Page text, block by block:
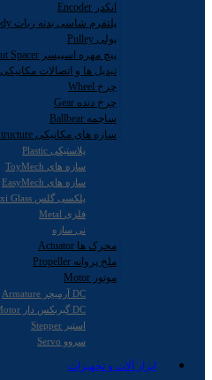
انکدر Encoder
پلتفرم شاسی بدنه ربات Platform Chassis Body
پولی Pulley
پیچ مهره اسپیسر Screw Nut Spacer
تبدیل ها و اتصالات مکانیکی Junction Connector
چرخ Wheel
چرخ دنده Gear
ساچمه Ballbear
سازه های مکانیکی Mechanical Structure
پلاستیکی Plastic
سازه های ToyMech
سازه های EasyMech
پلکسی گلس Plexi Glass
فلزی Metal
نی سازه
محرک ها Actuator
ملخ پروانه Propeller
موتور Motor
DC آرمیچر Armature
DC گیربکس دار DC Gear Motor
استپر Stepper
سروو Servo
ابزار آلات و تجهیزات